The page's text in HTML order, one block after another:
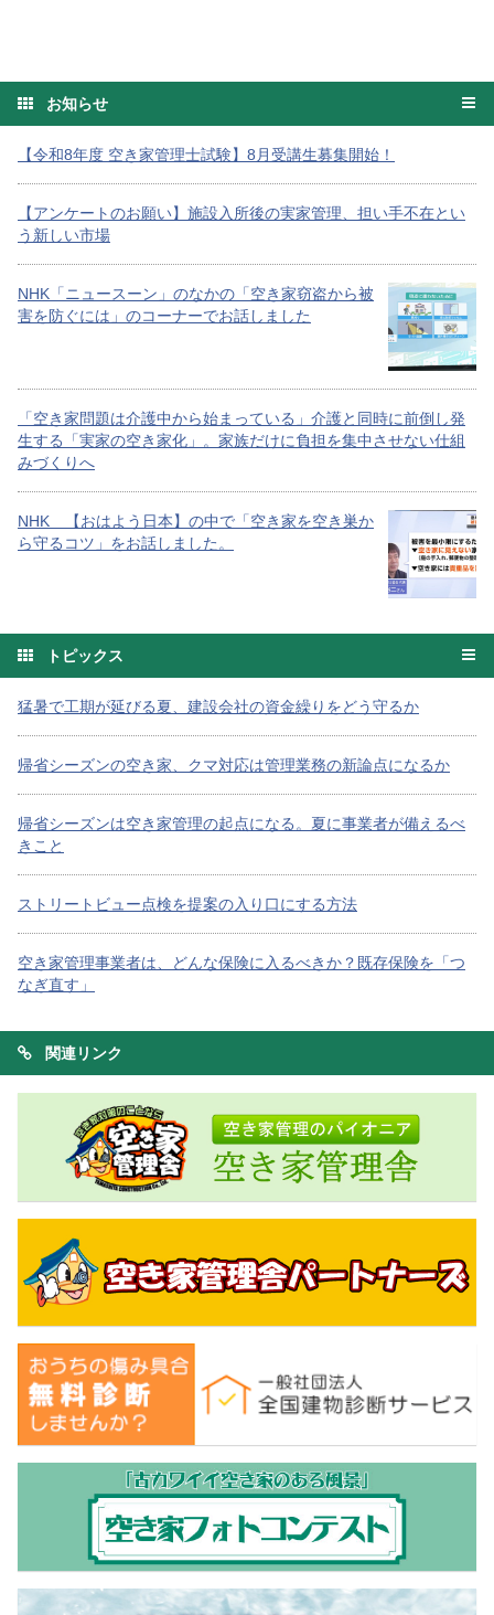
お知らせ
【令和8年度 空き家管理士試験】8月受講生募集開始！
【アンケートのお願い】施設入所後の実家管理、担い手不在とい
う新しい市場
NHK「ニュースーン」のなかの「空き家窃盗から被
害を防ぐには」のコーナーでお話しました
「空き家問題は介護中から始まっている」介護と同時に前倒し発
生する「実家の空き家化」。家族だけに負担を集中させない仕組
みづくりへ
NHK 【おはよう日本】の中で「空き家を空き巣か
ら守るコツ」をお話しました。
トピックス
猛暑で工期が延びる夏、建設会社の資金繰りをどう守るか
帰省シーズンの空き家、クマ対応は管理業務の新論点になるか
帰省シーズンは空き家管理の起点になる。夏に事業者が備えるべ
きこと
ストリートビュー点検を提案の入り口にする方法
空き家管理事業者は、どんな保険に入るべきか？既存保険を「つ
なぎ直す」
関連リンク